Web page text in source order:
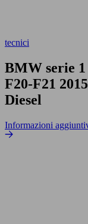
tecnici
BMW serie 1
F20-F21
Diesel
Informazioni